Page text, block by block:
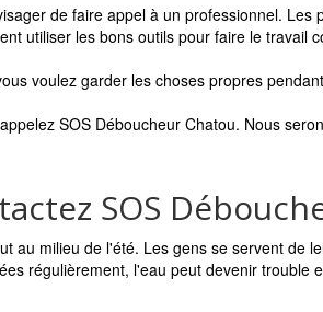
de faire appel à un professionnel.
utiliser les bons outils pour faire le travail
voulez garder les choses propres
SOS Déboucheur Chatou. Nous
SOS
au milieu de l'été. Les gens se servent de
régulièrement, l'eau peut devenir